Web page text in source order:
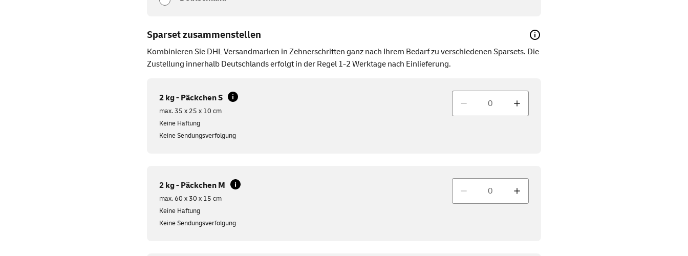
Sparset zusammenstellen
Kombinieren Sie DHL Versandmarken in Zehnerschritten ganz nach Ihrem Bedarf zu verschiedenen Sparsets. Die
Zustellung innerhalb Deutschlands erfolgt in der Regel 1-2 Werktage nach Einlieferung.
2 kg - Päckchen S
max. 35 x 25 x 10 cm
Keine Haftung
Keine Sendungsverfolgung
2 kg - Päckchen M
max. 60 x 30 x 15 cm
Keine Haftung
Keine Sendungsverfolgung